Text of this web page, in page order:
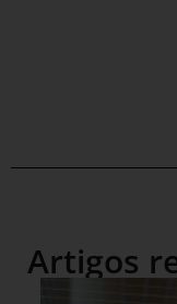
Artigos